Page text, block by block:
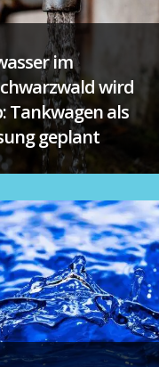
im
wird
Tankwagen als
geplant